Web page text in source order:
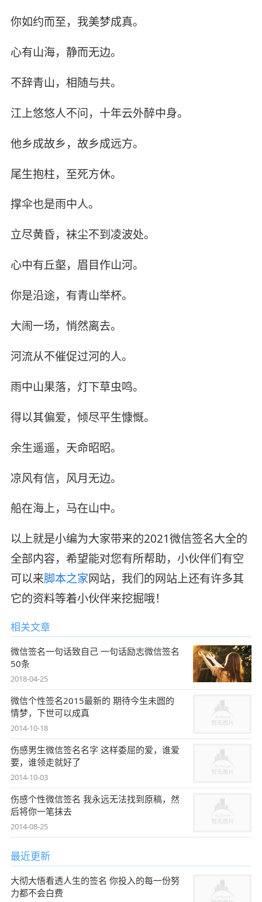
你如约而至，我美梦成真。
心有山海，静而无边。
不辞青山，相随与共。
江上悠悠人不问，十年云外醉中身。
他乡成故乡，故乡成远方。
尾生抱柱，至死方休。
撑伞也是雨中人。
立尽黄昏，袜尘不到凌波处。
心中有丘壑，眉目作山河。
你是沿途，有青山举杯。
大闹一场，悄然离去。
河流从不催促过河的人。
雨中山果落，灯下草虫鸣。
得以其偏爱，倾尽平生慷慨。
余生遥遥，天命昭昭。
凉风有信，风月无边。
船在海上，马在山中。
以上就是小编为大家带来的2021微信签名大全的
全部内容，希望能对您有所帮助，小伙伴们有空
可以来脚本之家网站，我们的网站上还有许多其
它的资料等着小伙伴来挖掘哦！
相关文章
微信签名一句话致自己 一句话励志微信签名
50条
2018-04-25
微信个性签名2015最新的 期待今生未圆的
情梦，下世可以成真
2014-10-18
伤感男生微信签名名字 这样委屈的爱，谁爱
要，谁领走就好了
2014-10-03
伤感个性微信签名 我永远无法找到原稿，然
后将你一笔抹去
2014-08-25
最近更新
大彻大悟看透人生的签名 你投入的每一份努
力都不会白费